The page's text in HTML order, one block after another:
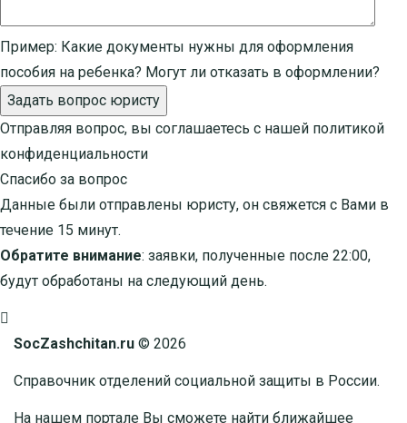
Пример: Какие документы нужны для оформления
пособия на ребенка? Могут ли отказать в оформлении?
Задать вопрос юристу
Отправляя вопрос, вы соглашаетесь с нашей политикой
конфиденциальности
Спасибо за вопрос
Данные были отправлены юристу, он свяжется с Вами в
течение 15 минут.
Обратите внимание: заявки, полученные после 22:00,
будут обработаны на следующий день.
SocZashchitan.ru © 2026
Справочник отделений социальной защиты в России.
На нашем портале Вы сможете найти ближайшее